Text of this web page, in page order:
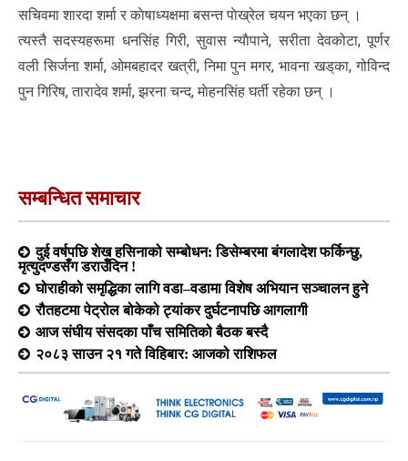
सचिवमा शारदा शर्मा र काेषाध्यक्षमा बसन्त पाेख्रेल चयन भएका छन् ।
त्यस्तै सदस्यहरूमा धनसिंह गिरी, सुवास न्याैपाने, सरीता देवकोटा, पूर्णर
वली सिर्जना शर्मा, ओमबहादर खत्री, निमा पुन मगर, भावना खड्‌का, गोविन्द
पुन गिरिष, तारादेव शर्मा, झरना चन्द, माेहनसिंह घर्ती रहेका छन् ।
सम्बन्धित समाचार
दुई वर्षपछि शेख हसिनाको सम्बोधन: डिसेम्बरमा बंगलादेश फर्किन्छु,
मृत्युदण्डसँग डराउँदिन !
घोराहीको समृद्धिका लागि वडा–वडामा विशेष अभियान सञ्चालन हुने
रौतहटमा पेट्रोल बोकेको ट्यांकर दुर्घटनापछि आगलागी
आज संघीय संसदका पाँच समितिको बैठक बस्दै
२०८३ साउन २१ गते विहिबार: आजको राशिफल